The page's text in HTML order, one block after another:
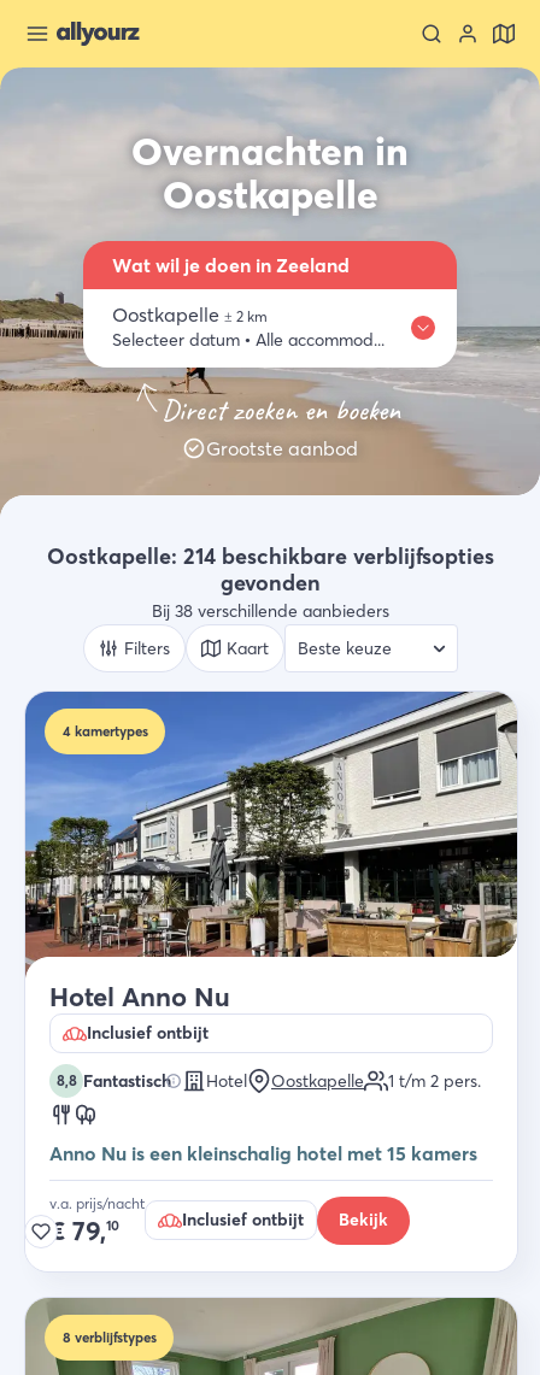
Overnachten in
Oostkapelle
Wat wil je doen in Zeeland
Oostkapelle ± 2 km
Selecteer datum • Alle accommodaties
Eten & drinken
Activiteiten
Winkelen
Zeeland ontdekken
Waar
Oostkapelle
Wanneer
Selecteer datum
Alle types
Wie
2 gasten
Direct zoeken en boeken
Grootste aanbod
Oostkapelle: 214 beschikbare verblijfsopties
gevonden
Bij 38 verschillende aanbieders
Filters
Kaart
4 kamertypes
Hotel Anno Nu
Inclusief ontbijt
8,8 Fantastisch Hotel Oostkapelle 1 t/m 2 pers.
Anno Nu is een kleinschalig hotel met 15 kamers
v.a. prijs/nacht
€ 79,10 Inclusief ontbijt Bekijk
8 verblijfstypes